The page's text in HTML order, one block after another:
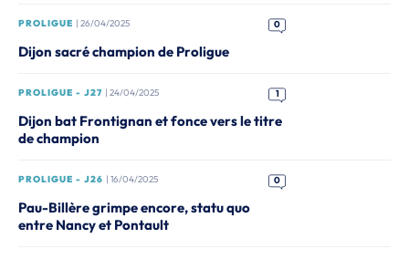
PROLIGUE | 26/04/2025 0
Dijon sacré champion de Proligue
PROLIGUE - J27 | 24/04/2025 1
Dijon bat Frontignan et fonce vers le titre
de champion
PROLIGUE - J26 | 16/04/2025 0
Pau-Billère grimpe encore, statu quo
entre Nancy et Pontault